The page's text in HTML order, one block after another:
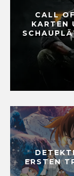
CALL
KARTEN
ERSTEN